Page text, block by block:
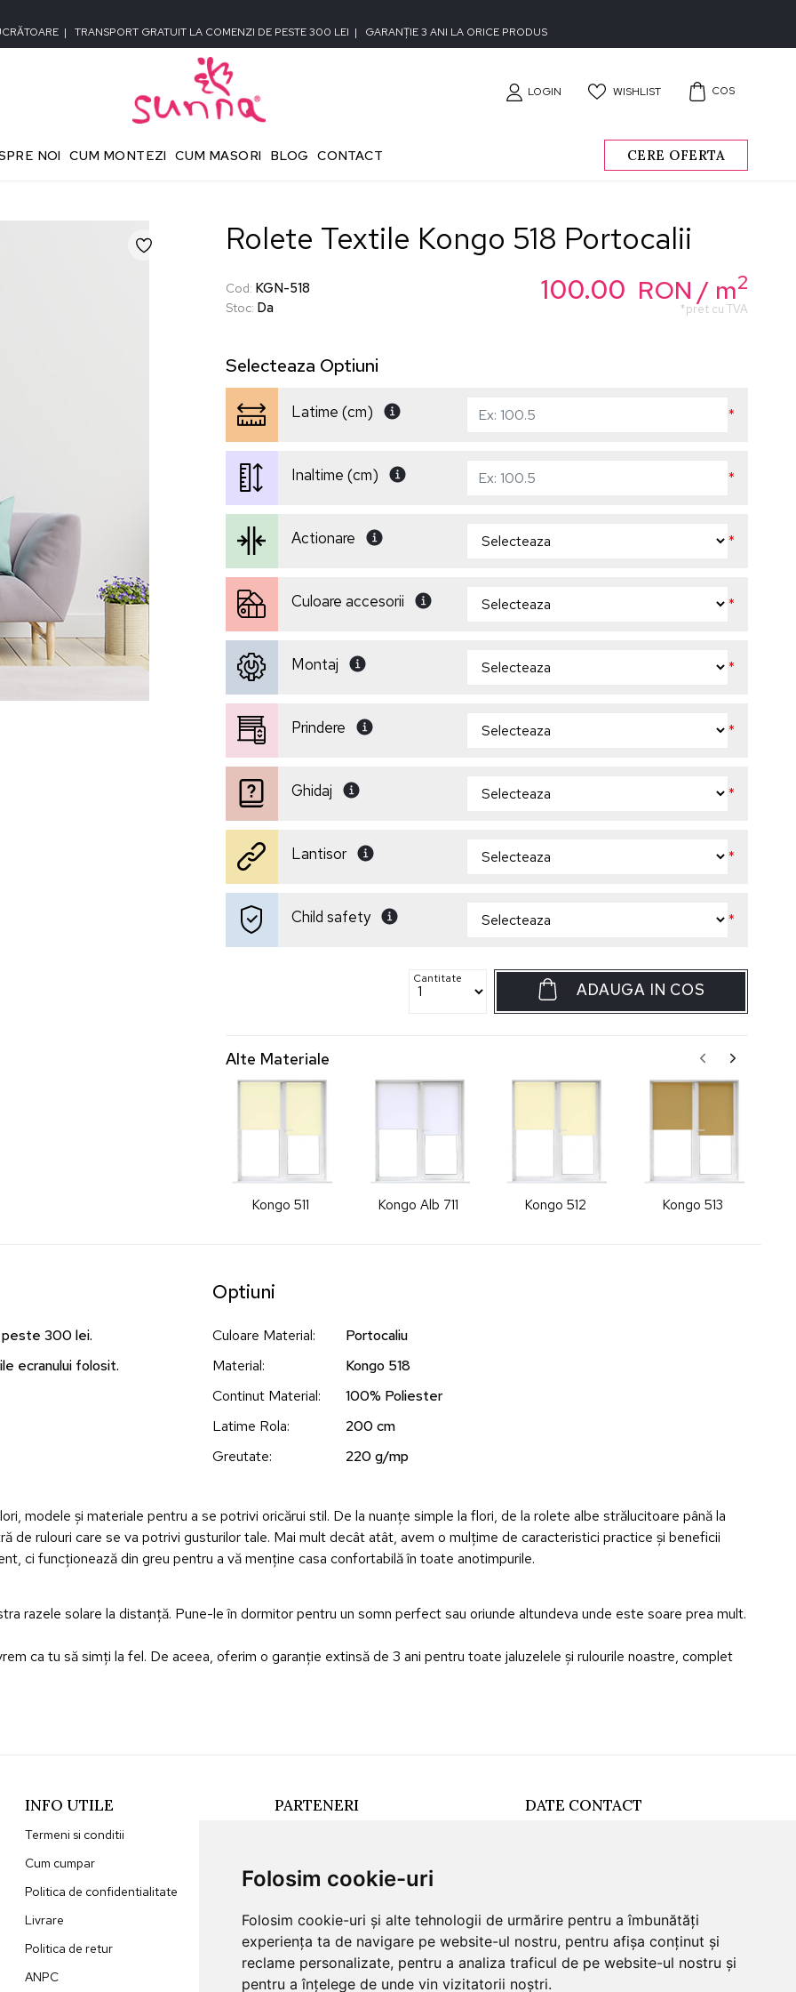
Folosim cookie-uri
Folosim cookie-uri și alte tehnologii de urmărire pentru a îmbunătăți
experiența ta de navigare pe website-ul nostru, pentru afișa conținut și
reclame personalizate, pentru a analiza traficul de pe website-ul nostru și
pentru a înțelege de unde vin vizitatorii noștri.
| TRANSPORT GRATUIT LA COMENZI DE PESTE 300 LEI | GARANȚIE 3 ANI LA ORICE PRODUS
LOGIN WISHLIST COS
NOI CUM MONTEZI CUM MASORI BLOG CONTACT CERE OFERTA
Rolete Textile Kongo 518 Portocalii
Cod: KGN-518
Stoc: Da
100.00 RON / m2
*pret cu TVA
Selecteaza Optiuni
Latime (cm) *
Inaltime (cm) *
Actionare *
Culoare accesorii *
Montaj *
Prindere *
Ghidaj *
Lantisor *
Child safety *
Cantitate
ADAUGA IN COS
Alte Materiale
Kongo 511 Kongo Alb 711 Kongo 512 Kongo 513
peste 300 lei.
ecranului folosit.
Optiuni
Culoare Material:
Portocaliu
Material:
Kongo 518
Continut Material:
100% Poliester
Latime Rola:
200 cm
Greutate: 220 g/mp
modele și materiale pentru a se potrivi oricărui stil. De la nuanțe simple la flori, de la rolete albe strălucitoare până la
de rulouri care se va potrivi gusturilor tale. Mai mult decât atât, avem o mulțime de caracteristici practice și beneficii
ci funcționează din greu pentru a vă menține casa confortabilă în toate anotimpurile.
razele solare la distanță. Pune-le în dormitor pentru un somn perfect sau oriunde altundeva unde este soare prea mult.
ca tu să simți la fel. De aceea, oferim o garanție extinsă de 3 ani pentru toate jaluzelele și rulourile noastre, complet
INFO UTILE
Termeni si conditii
Cum cumpar
Politica de confidentialitate
Livrare
Politica de retur
ANPC
PARTENERI DATE CONTACT